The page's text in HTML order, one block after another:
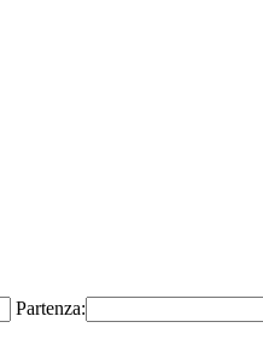
Partenza: